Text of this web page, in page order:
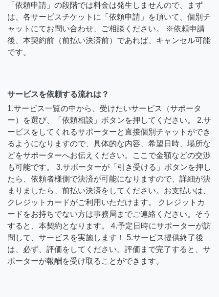
「依頼申請」の段階では料金は発生しませんので、まず
は、各サービスチケットに「依頼申請」を頂いて、個別チ
ャットにてお問い合わせ、ご相談ください。 ※依頼申請
後、本契約前（前払い決済前）であれば、キャンセル可能
です。
サービスを依頼する流れは？
1.サービス一覧の中から、受けたいサービス（サポータ
ー）を選び、「依頼相談」ボタンを押してください。 2.サ
ービスをしてくれるサポーターと直接個別チャットができ
るようになりますので、具体的な内容、希望日時、場所な
どをサポーターへお伝えください。ここで金額などの交渉
も可能です。 3.サポーターが「引き受ける」ボタンを押し
たら、依頼者様側で決済が可能になりますので、詳細が決
まりましたら、前払い決済をしてください。お支払いは、
クレジットカードがご利用いただけます。 クレジットカ
ードをお持ちでない方は事務局までご連絡ください。そう
すると、本契約となります。 4.予定日時にサポーターが訪
問して、サービスを実施します！ 5.サービス提供終了後
は、必ず、評価をしてください。評価まで完了すると、サ
ポーターが報酬を受け取ることができます。